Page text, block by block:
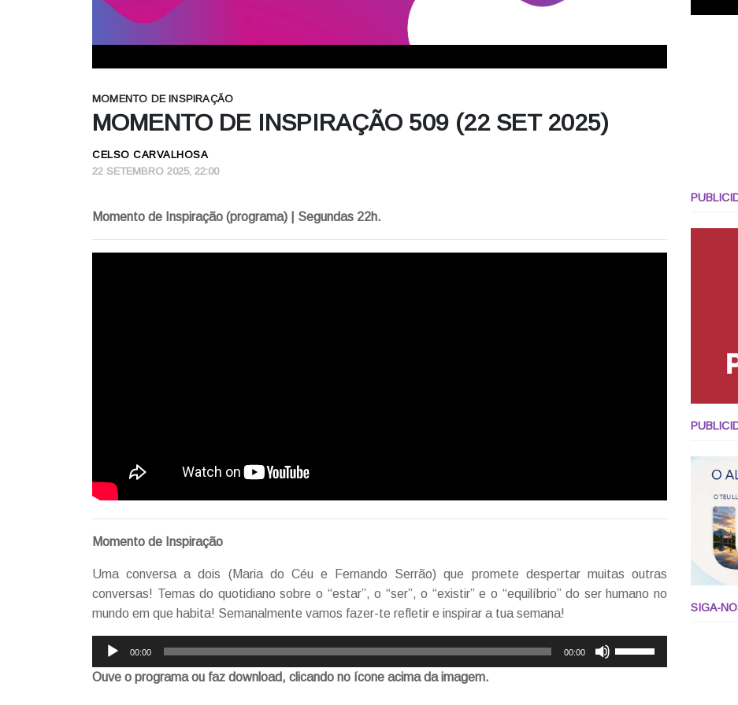
MOMENTO DE INSPIRAÇÃO
MOMENTO DE INSPIRAÇÃO 509 (22 SET 2025)
CELSO CARVALHOSA
22 SETEMBRO 2025, 22:00
Momento de Inspiração (programa) | Segundas 22h.
Momento de Inspiração
Uma conversa a dois (Maria do Céu e Fernando Serrão) que promete despertar muitas outras
conversas! Temas do quotidiano sobre o “estar”, o “ser”, o “existir” e o “equilíbrio” do ser humano no
mundo em que habita! Semanalmente vamos fazer-te refletir e inspirar a tua semana!
Reprodutor
de
áudio
00:00 00:00
as
Ouve o programa ou faz download, clicando no ícone acima da imagem.
SIGA-